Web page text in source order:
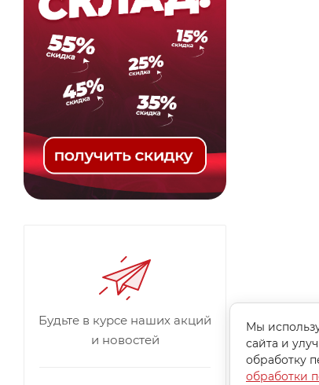
Будьте в курсе наших акций
и новостей
Мы
сайта и
обработку
обработки